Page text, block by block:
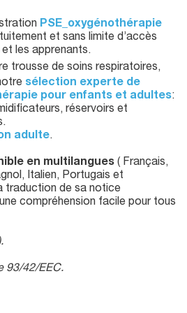
PSE_oxygénothérapie
et sans limite d’accès
les apprenants.
trousse de soins respiratoires,
sélection experte de
pour enfants et adultes:
réservoirs et
adulte.
en multilangues ( Français,
Italien, Portugais et
traduction de sa notice
compréhension facile pour tous
93/42/EEC.